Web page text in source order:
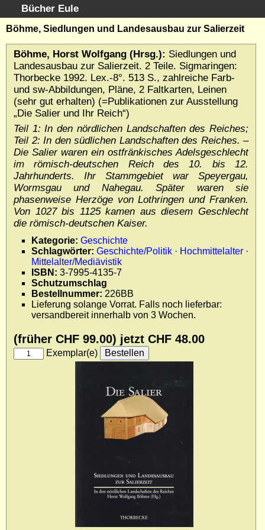
Bücher Eule
Schnellsuche :
Startseite
Erweiterte Suche
Kundenservice
Kontakt
Kategorien
Gesamtbestand
Kataloge
Warenkorb
Allgemeine Geschäftsbedingungen
Widerruf
Wir über uns
Newsletter kostenlos abonnieren
Sammlersoftware
Impressum
Datenschutz
Böhme, Siedlungen und Landesausbau zur Salierzeit
Böhme, Horst Wolfgang (Hrsg.): Siedlungen und
Landesausbau zur Salierzeit. 2 Teile. Sigmaringen:
Thorbecke 1992. Lex.-8°. 513 S., zahlreiche Farb-
und sw-Abbildungen, Pläne, 2 Faltkarten, Leinen
(sehr gut erhalten) (=Publikationen zur Ausstellung
„Die Salier und Ihr Reich“)
Teil 1: In den nördlichen Landschaften des Reiches;
Teil 2: In den südlichen Landschaften des Reiches. –
Die Salier waren ein ostfränkisches Adelsgeschlecht
im römisch-deutschen Reich des 10. bis 12.
Jahrhunderts. Ihr Stammgebiet war Speyergau,
Wormsgau und Nahegau. Später waren sie
phasenweise Herzöge von Lothringen und Franken.
Von 1027 bis 1125 kamen aus diesem Geschlecht
die römisch-deutschen Kaiser.
Kategorie: Geschichte
Schlagwörter: Geschichte/Politik · Hochmittelalter ·
Mittelalter/Mediävistik
ISBN: 3-7995-4135-7
Schutzumschlag
Bestellnummer: 226BB
Lieferung solange Vorrat. Falls noch lieferbar:
versandbereit innerhalb von 3 Wochen.
(früher CHF 99.00) jetzt CHF 48.00
Exemplar(e)